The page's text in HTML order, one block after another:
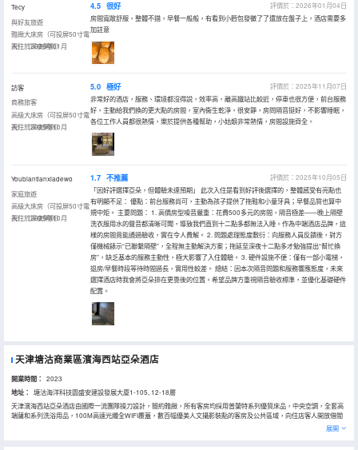
Tecy
與好友旅遊
雅緻大床房（可投屏50寸電
視）（深夜粥到）
入住於2026年01月
4.5 很好
評價於：2026年01月04日
房間寬敞舒服，整體不錯，早餐一般般，有看到小麪包發黴了了還放在盤子上，酒店需要多
加註意
訪客
商務旅客
高級大床房（可投屏50寸電
視）（深夜粥到）
入住於2025年10月
5.0 極好
評價於：2025年11月07日
非常好的酒店，服務、環境都沒得説，效率高，離高鐵站比較近，停車也很方便，前台服務
好，主動給我們換的更大點的房間，室內衞生乾淨，很安靜，房問隔音挺好，不影響睡眠，
各位工作人員都很熱情，樂於提供各種幫助，小姑娘非常熱情，房間設施齊全。
Youbiantianxiadewo
家庭旅遊
高級大床房（可投屏50寸電
視）（深夜粥到）
入住於2025年10月
1.7 不推薦
評價於：2025年10月05日
「因好評選擇亞朵，但體驗未達預期」 此次入住是看到好評後選擇的，整體感受有亮點也
有明顯不足： 優點：前台服務尚可，主動為孩子提供了拖鞋和小童牙具；早餐品質也算中
規中矩。 主要問題： 1. 高價房型噪音嚴重：花費500多元的房間，隔音極差——晚上隔壁
洗衣服用水的聲音都清晰可聞，導致我們直到十二點多都無法入睡。作為中端酒店品牌，這
樣的房間竟能通過驗收，實在令人費解。 2. 問題處理態度敷衍：向服務人員反饋後，對方
僅機械錶示“已聯繫隔壁”，全程無主動解決方案；拖延至深夜十二點多才勉強提出“幫忙換
房”，缺乏基本的服務主動性，極大影響了入住體驗。 3. 硬件設施不便：僅有一部小電梯，
退房/早餐時段等待時間過長，實用性較差。 總結：因本次隔音問題和服務響應態度，未來
選擇酒店時我會將亞朵排在更靠後的位置。希望品牌方重視隔音驗收標準，並優化基礎硬件
配置。
天津塘沽商業區濱海西站亞朵酒店
開業時間： 2023
地址：
塘沽海洋科技園盛安建設發展大廈1-105, 12-18層
天津濱海西站亞朵酒店由國際一流團隊操刀設計，簡約雅緻，所有客房均採用普蘭特系列優質床品，中央空調，全套高
端薩和系列洗浴用品，100M高速光纖全WIFI覆蓋，數百幅優美人文攝影裝點的客房及公共區域，向住店客人開放借閲
的圖書館，都為酒店增添濃厚的藝術氛圍。酒店設有餐廳(相招)、會議室（共語）、洗熨烘乾自助洗衣房（出塵）及閲
讀會友空間（竹居），為您提供一個自在、放鬆的居停空間。酒店延續亞朵的人文精神及品質初心，集合美好的城市空
展開